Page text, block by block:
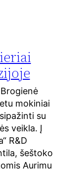
mokiniai
su
veikla. Į
R&D
šeštoko
Aurimu